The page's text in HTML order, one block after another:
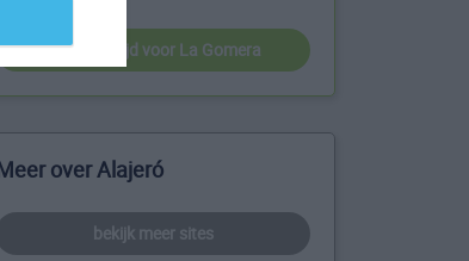
beste reistijd voor La Gomera
over Alajeró
bekijk meer sites